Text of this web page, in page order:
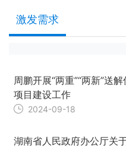
激发需求
周鹏开展“两重”“两新”送
项目建设工作
2024-09-18
湖南省人民政府办公厅关